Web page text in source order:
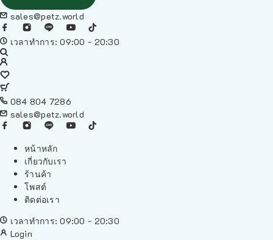
sales@petz.world
เวลาทำการ: 09:00 - 20:30
084 804 7286
sales@petz.world
หน้าหลัก
เกี่ยวกับเรา
ร้านค้า
โพสต์
ติดต่อเรา
เวลาทำการ: 09:00 - 20:30
Login